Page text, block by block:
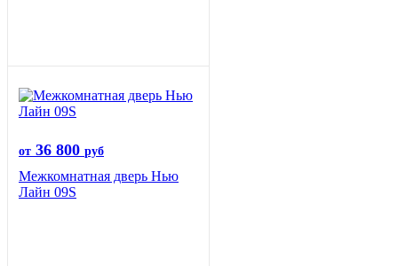
от 36 800 руб
Межкомнатная дверь Нью
Лайн 09S